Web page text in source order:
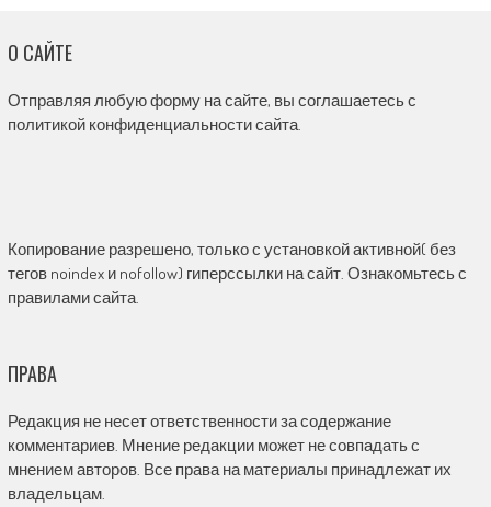
О САЙТЕ
Отправляя любую форму на сайте, вы соглашаетесь с
политикой конфиденциальности сайта.
Копирование разрешено, только с установкой активной( без
тегов noindex и nofollow) гиперссылки на сайт. Ознакомьтесь с
правилами сайта.
ПРАВА
Редакция не несет ответственности за содержание
комментариев. Мнение редакции может не совпадать с
мнением авторов. Все права на материалы принадлежат их
владельцам.